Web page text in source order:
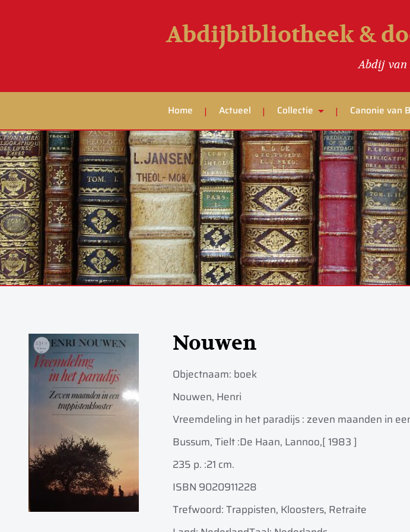
Abdijbibliotheek &
Abdij van
Home Actueel Collectie Canonie van
Nouwen
Objectnaam: boek
Nouwen, Henri
Vreemdeling in het paradijs : zeven maanden in
Bussum, Tielt :De Haan, Lannoo,[ 1983 ]
235 p. :21 cm.
ISBN 9020911228
Trefwoord: Trappisten, Kloosters, Retraite